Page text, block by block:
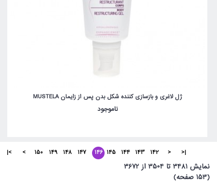
ژل لاغری و بازسازی کننده شکل بدن پس از زایمان MUSTELA
ناموجود
|<
<
142
143
144
145
146
147
148
149
150
>
>|
نمايش 3481 تا 3504 از 3672
(153 صفحه)